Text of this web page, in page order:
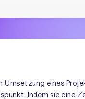
Umsetzung eines
Indem sie eine